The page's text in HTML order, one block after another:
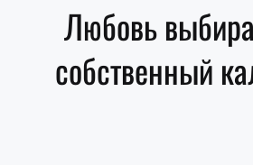
Любовь
собственный